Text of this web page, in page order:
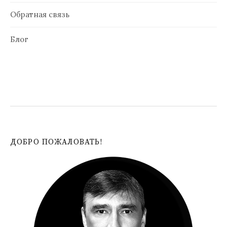
Обратная связь
Блог
ДОБРО ПОЖАЛОВАТЬ!